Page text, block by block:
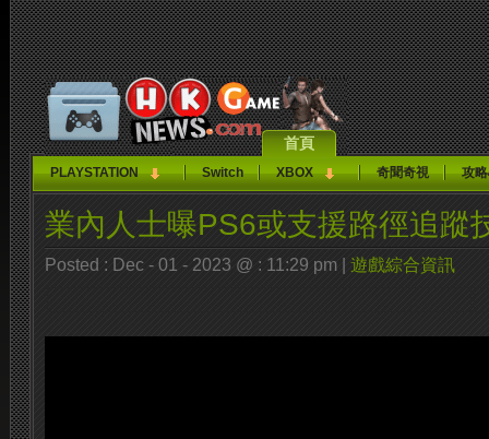
首頁
PLAYSTATION Switch XBOX 奇聞奇視 攻
業內人士曝PS6或支援路徑追蹤
Posted : Dec - 01 - 2023 @ : 11:29 pm | 遊戲綜合資訊